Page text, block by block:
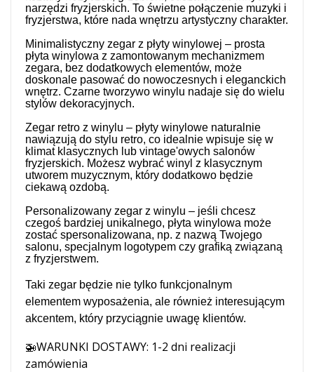
narzędzi fryzjerskich. To świetne połączenie muzyki i
fryzjerstwa, które nada wnętrzu artystyczny charakter.
Minimalistyczny zegar z płyty winylowej – prosta
płyta winylowa z zamontowanym mechanizmem
zegara, bez dodatkowych elementów, może
doskonale pasować do nowoczesnych i eleganckich
wnętrz. Czarne tworzywo winylu nadaje się do wielu
stylów dekoracyjnych.
Zegar retro z winylu – płyty winylowe naturalnie
nawiązują do stylu retro, co idealnie wpisuje się w
klimat klasycznych lub vintage'owych salonów
fryzjerskich. Możesz wybrać winyl z klasycznym
utworem muzycznym, który dodatkowo będzie
ciekawą ozdobą.
Personalizowany zegar z winylu – jeśli chcesz
czegoś bardziej unikalnego, płyta winylowa może
zostać spersonalizowana, np. z nazwą Twojego
salonu, specjalnym logotypem czy grafiką związaną
z fryzjerstwem.
Taki zegar będzie nie tylko funkcjonalnym
elementem wyposażenia, ale również interesującym
akcentem, który przyciągnie uwagę klientów.
🚁WARUNKI DOSTAWY: 1-2 dni realizacji
zamówienia